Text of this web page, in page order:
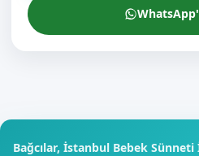
Bağcılar, İstanbul Bebek